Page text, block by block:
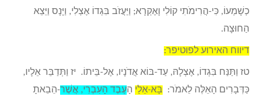
כְשָׁמְעוֹ, כִּי-הֲרִימֹתִי קוֹלִי וָאֶקְרָא; וַיַּעֲזֹב בִּגְדוֹ אֶצְלִי, וַיָּנָס וַיֵּצֵא
הַחוּצָה.
דיווח האירוע לפוטיפר:
טז וַתַּנַּח בִּגְדוֹ, אֶצְלָהּ, עַד-בּוֹא אֲדֹנָיו, אֶל-בֵּיתוֹ. יז וַתְּדַבֵּר אֵלָיו,
כַּדְּבָרִים הָאֵלֶּה לֵאמֹר: בָּא-אֵלַי הָעֶבֶד הָעִבְרִי, אֲשֶׁר-הֵבֵאתָ